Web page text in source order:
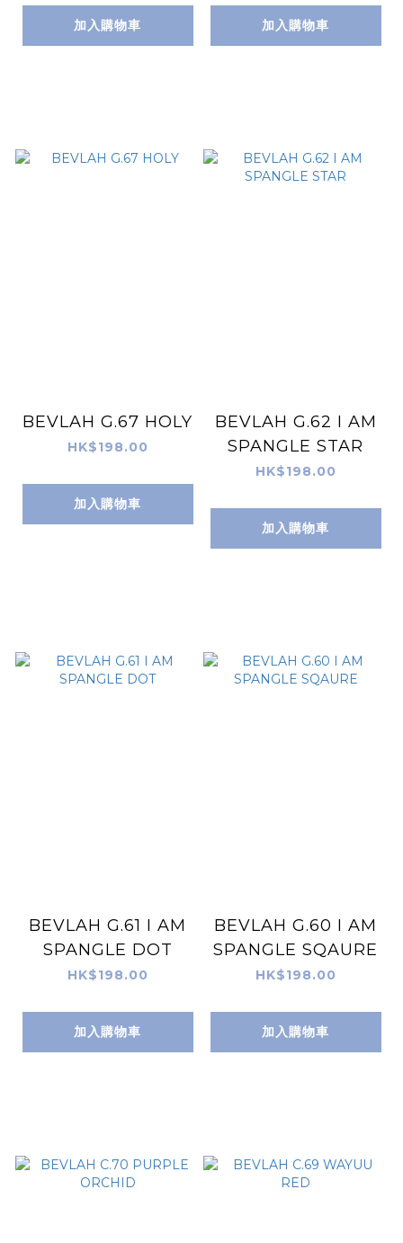
加入購物車 加入購物車
BEVLAH G.67 HOLY
HK$198.00
加入購物車
BEVLAH G.62 I AM
SPANGLE STAR
HK$198.00
加入購物車
BEVLAH G.61 I AM
SPANGLE DOT
HK$198.00
加入購物車
BEVLAH G.60 I AM
SPANGLE SQAURE
HK$198.00
加入購物車